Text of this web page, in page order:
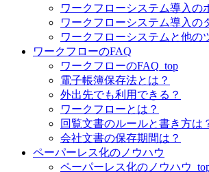
ワークフローシステム導入の
ワークフローシステム導入の
ワークフローシステムと他の
ワークフローのFAQ
ワークフローのFAQ_top
電子帳簿保存法とは？
外出先でも利用できる？
ワークフローとは？
回覧文書のルールと書き方は
会社文書の保存期間は？
ペーパーレス化のノウハウ
ペーパーレス化のノウハウ